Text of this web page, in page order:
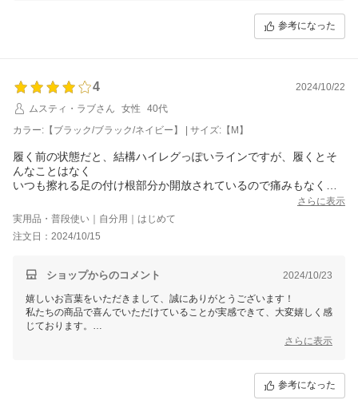
参考になった
4
2024/10/22
ムスティ・ラブさん
女性
40代
カラー:【ブラック/ブラック/ネイビー】 | サイズ:【M】
履く前の状態だと、結構ハイレグっぽいラインですが、履くとそ
んなことはなく
いつも擦れる足の付け根部分か開放されているので痛みもなく良
生地全体がゴムみたいによく伸びるので全体にフィットして安心
です。
このままの記事で一部丈くらいのボクサータイプがあればいいな
さらに表示
実用品・普段使い｜自分用｜はじめて
注文日：2024/10/15
ショップからのコメント 2024/10/23
嬉しいお言葉をいただきまして、誠にありがとうございます！
私たちの商品で喜んでいただけていることが実感できて、大変嬉しく感
じております。
さらに表示
参考になった